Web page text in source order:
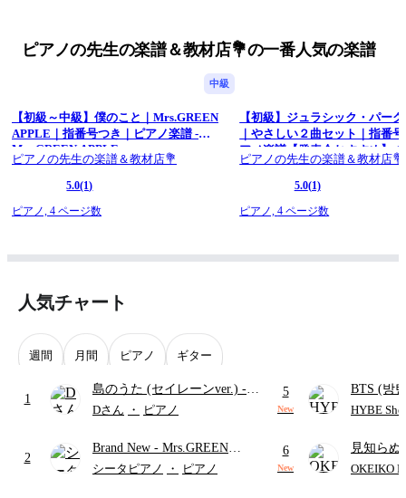
ピアノの先生の楽譜＆教材店💐の一番人気の楽譜
中級
【初級～中級】僕のこと｜Mrs.GREEN
APPLE｜指番号つき｜ピアノ楽譜 -
Mrs.GREEN APPLE
ピアノの先生の楽譜＆教材店💐
5.0(1)
ピアノ, 4 ページ数
【初級】ジュラシック・パー
｜やさしい２曲セット｜指番
アノ楽譜【発表会おすすめ】 (
クパーク) - ジョン・ウィリア
ピアノの先生の楽譜＆教材店💐
5.0(1)
ピアノ,4 ページ数
人気チャート
週間 月間 ピアノ ギター
1
島のうた (セイレーンver.) -
セイレーン(CV.鈴木みのり)
ード・ペダル付き/『映画ちい
かわ 人魚の島のひみつ』よ
Dさん ・ ピアノ
2
Brand New - Mrs.GREEN
APPLE
シータピアノ ・ ピアノ
5
New
BTS (방
HYBE
6
New
見知ら
ャツが乾
OKEIKO